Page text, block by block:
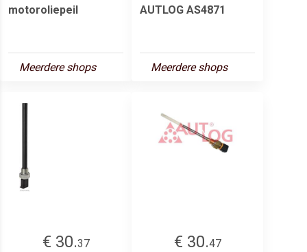
motoroliepeil
Meerdere shops
AUTLOG AS4871
Meerdere shops
€ 30.37
€ 30.47